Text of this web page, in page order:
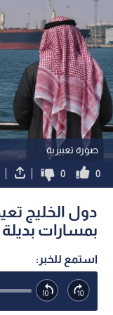
صورة تعبيرية
0
0
دول الخليج
بمسارات
استمع للخبر: